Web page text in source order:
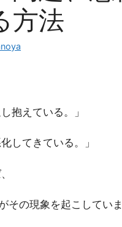
方法
抱えている。」
してきている。」
その現象を起こしていま